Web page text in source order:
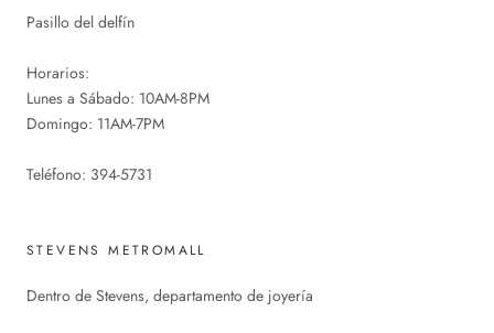
Pasillo del delfín
Horarios:
Lunes a Sábado: 10AM-8PM
Domingo: 11AM-7PM
Teléfono: 394-5731
STEVENS METROMALL
Dentro de Stevens, departamento de joyería